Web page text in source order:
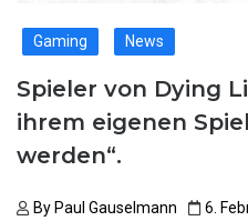
Gaming News
Spieler von Dying
ihrem eigenen
werden“.
By Paul Gauselmann 6.